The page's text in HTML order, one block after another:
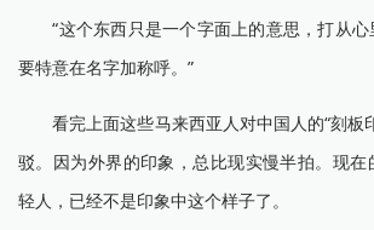
“这个东西只是一个字面上的意思，打从心
要特意在名字加称呼。”
看完上面这些马来西亚人对中国人的“刻板
驳。因为外界的印象，总比现实慢半拍。现
轻人，已经不是印象中这个样子了。